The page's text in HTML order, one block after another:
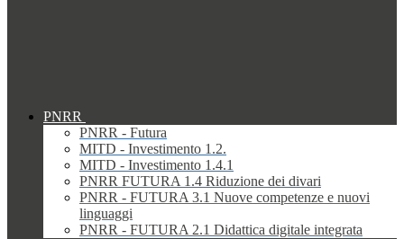
PNRR
PNRR - Futura
MITD - Investimento 1.2.
MITD - Investimento 1.4.1
PNRR FUTURA 1.4 Riduzione dei divari
PNRR - FUTURA 3.1 Nuove competenze e nuovi
linguaggi
PNRR - FUTURA 2.1 Didattica digitale integrata